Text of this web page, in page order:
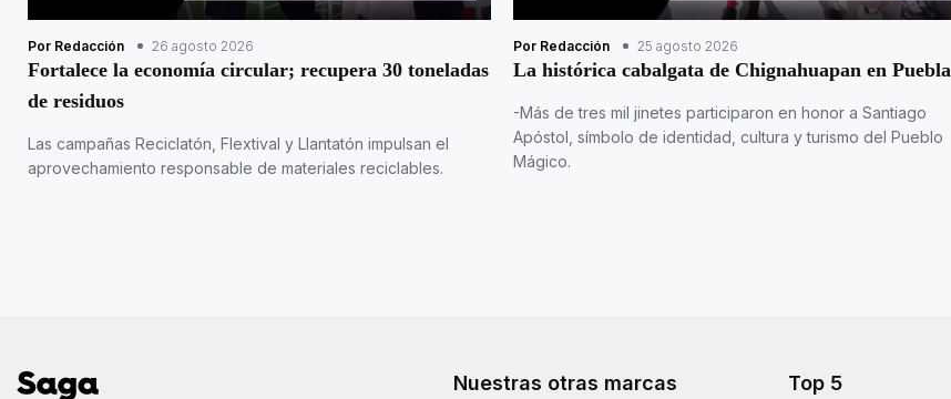
Por Redacción 26 agosto 2026
Fortalece la economía circular; recupera 30 toneladas
de residuos
Las campañas Reciclatón, Flextival y Llantatón impulsan el
aprovechamiento responsable de materiales reciclables.
Por Redacción 25 agosto 2026
La histórica cabalgata de Chignahuapan en Puebla
-Más de tres mil jinetes participaron en honor a Santiago
Apóstol, símbolo de identidad, cultura y turismo del Pueblo
Mágico.
Nuestras otras marcas Top 5